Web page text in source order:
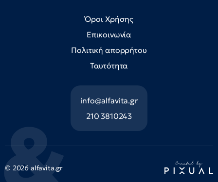
Όροι Χρήσης
Επικοινωνία
Πολιτική απορρήτου
Ταυτότητα
info@alfavita.gr
210 3810243
© 2026 alfavita.gr